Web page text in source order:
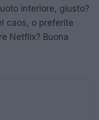
interiore, giusto?
caos, o preferite
Netflix? Buona